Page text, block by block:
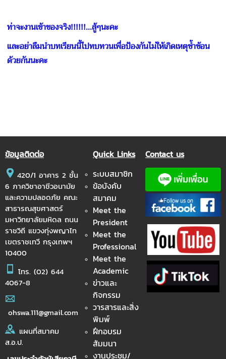
ท่าจะงานเข้าของจริง!!!!!!...สู้ๆนะคะ
และอย่าลืมนำบทเรียนนี้ไปทบทวนเพื่อป้องกันไม่ให้เกิดเหตุซ้ำซ้อน
ด้วยกันนะคะ
ข้อมูลติดต่อ
420/1 อาคาร 2 ชั้น
6 ภาควิชาอาชีวอนามัย
และความปลอดภัย คณะ
สาธารณสุขศาสตร์
มหาวิทยาลัยมหิดล ถนน
ราชวิถี แขวงทุ่งพญาไท
เขตราชเทวี กรุงเทพฯ
10400
โทร. (02) 644
4067-8
ohswa.111@gmail.com
แผนที่สมาคม
ส.อ.ป.
Quick Links
ระบบสมาชิก
ข้อบังคับ
สมาคม
Meet the
President
Meet the
Professional
Meet the
Academic
ข่าวและ
กิจกรรม
วารสารและสิ่ง
พิมพ์
ฝึกอบรม
สัมมนา
งานประชุม/
Contact us